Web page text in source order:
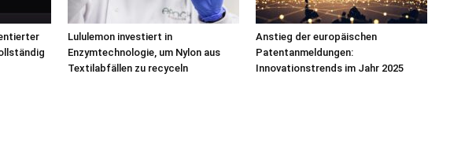
Lululemon investiert in
Enzymtechnologie, um Nylon aus
Textilabfällen zu recyceln
Anstieg der europäischen
Patentanmeldungen:
Innovationstrends im Jahr 2025